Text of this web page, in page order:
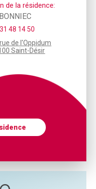
de la résidence:
48 14 50
de l'Oppidum
Saint-Désir